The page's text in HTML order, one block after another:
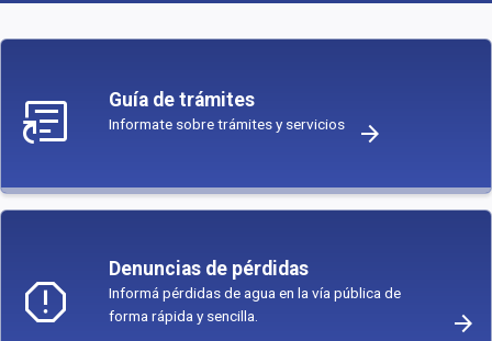
article_shortcut Guía de trámites
Informate sobre trámites y servicios arrow_forward
report Denuncias de pérdidas
Informá pérdidas de agua en la vía pública de
forma rápida y sencilla.
arrow_forward